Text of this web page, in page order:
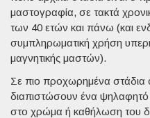
μαστογραφία, σε τακτά
των 40 ετών και πάνω (και
συμπληρωματική χρήση
μαγνητικής μαστών).
Σε πιο προχωρημένα στάδια
διαπιστώσουν ένα
στο χρώμα ή καθήλωση του